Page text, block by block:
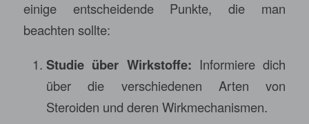
einige entscheidende Punkte, die man
beachten sollte:
Studie über Wirkstoffe: Informiere dich
über die verschiedenen Arten von
Steroiden und deren Wirkmechanismen.